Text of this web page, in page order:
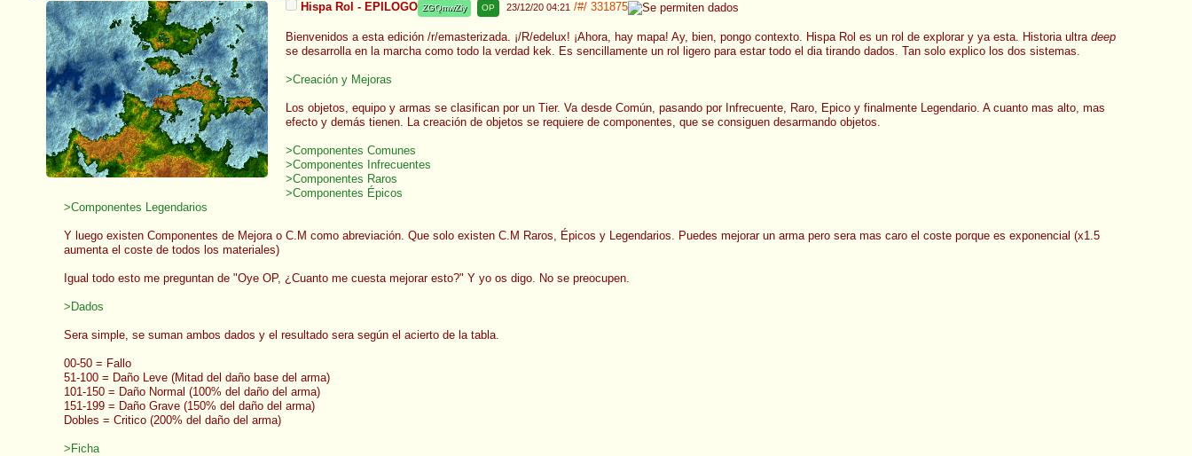
Hispa Rol - EPILOGO ZGQmwZly OP 23/12/20 04:21 /#/ 331875
Bienvenidos a esta edición /r/emasterizada. ¡/R/edelux! ¡Ahora, hay mapa! Ay, bien, pongo contexto. Hispa Rol es un rol de explorar y ya esta. Historia ultra deep
se desarrolla en la marcha como todo la verdad kek. Es sencillamente un rol ligero para estar todo el dia tirando dados. Tan solo explico los dos sistemas.
>Creación y Mejoras
Los objetos, equipo y armas se clasifican por un Tier. Va desde Común, pasando por Infrecuente, Raro, Epico y finalmente Legendario. A cuanto mas alto, mas
efecto y demás tienen. La creación de objetos se requiere de componentes, que se consiguen desarmando objetos.
>Componentes Comunes
>Componentes Infrecuentes
>Componentes Raros
>Componentes Épicos
>Componentes Legendarios
Y luego existen Componentes de Mejora o C.M como abreviación. Que solo existen C.M Raros, Épicos y Legendarios. Puedes mejorar un arma pero sera mas caro el coste porque es exponencial (x1.5
aumenta el coste de todos los materiales)
Igual todo esto me preguntan de "Oye OP, ¿Cuanto me cuesta mejorar esto?" Y yo os digo. No se preocupen.
>Dados
Sera simple, se suman ambos dados y el resultado sera según el acierto de la tabla.
00-50 = Fallo
51-100 = Daño Leve (Mitad del daño base del arma)
101-150 = Daño Normal (100% del daño del arma)
151-199 = Daño Grave (150% del daño del arma)
Dobles = Critico (200% del daño del arma)
>Ficha